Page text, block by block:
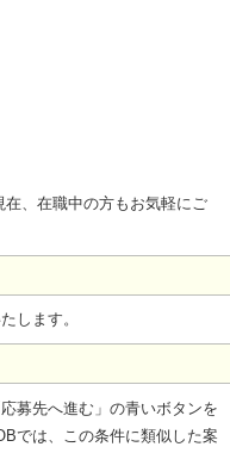
、在職中の方もお気軽にご
します。
募先へ進む」の青いボタンを
では、この条件に類似した案